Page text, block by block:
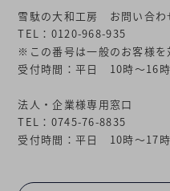
雪駄の大和工房 お問い合わ
TEL：0120-968-935
※この番号は一般のお客様を
受付時間：平日 10時～16時
法人・企業様専用窓口
TEL：0745-76-8835
受付時間：平日 10時～17時